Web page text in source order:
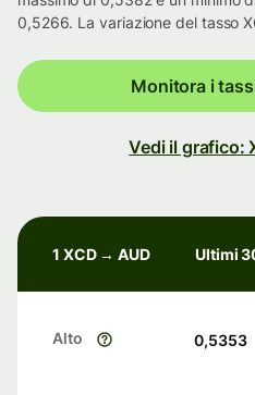
0,5266. La variazione del tasso
Monitora i
Vedi il grafico:
1 XCD → AUD Ultimi
Alto 0,5353